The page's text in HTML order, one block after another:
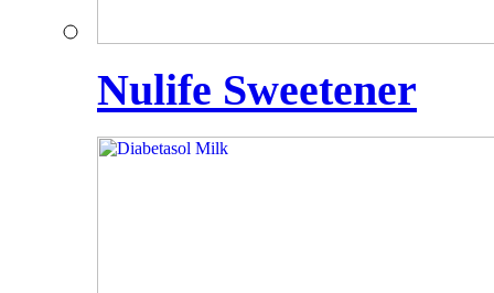
Nulife Sweetener